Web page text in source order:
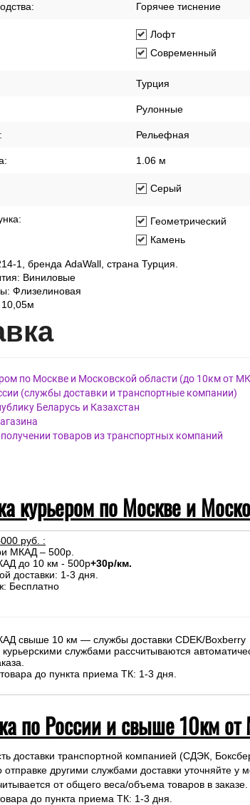
Горячее тиснение
Лофт
Современный
Турция
Рулонные
Рельефная
1.06 м
Серый
Геометрический
Камень
1, бренда AdaWall, страна Турция.
Виниловые
Флизелиновая
по Москве и Московской области (до 10км от
(службы доставки и транспортные компании)
Беларусь и Казахстан
товаров из транспортных компаний
курьером по Москве и
000 руб. :
МКАД – 500р.
до 10 км - 500р+30р/км.
доставки: 1-3 дня.
Бесплатно
свыше 10 км — службы доставки CDEK/Boxberry
курьерскими службами рассчитываются
до пункта приема ТК: 1-3 дня.
по России и свыше 10км
доставки транспортной компанией (СДЭК,
другими службами доставки уточняйте у
от общего веса/объема товаров в заказе.
до пункта приема ТК: 1-3 дня.